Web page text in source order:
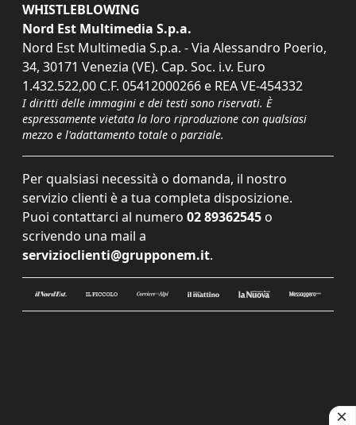
WHISTLEBLOWING
Nord Est Multimedia S.p.a.
Nord Est Multimedia S.p.a. - Via Alessandro Poerio,
34, 30171 Venezia (VE). Cap. Soc. i.v. Euro
1.432.522,00 C.F. 05412000266 e REA VE-454332
I diritti delle immagini e dei testi sono riservati. È
espressamente vietata la loro riproduzione con qualsiasi
mezzo e l'adattamento totale o parziale.
Per qualsiasi necessità o domanda, il nostro
servizio clienti è a tua completa disposizione.
Puoi contattarci al numero 02 89362545 o
scrivendo una mail a
servizioclienti@grupponem.it.